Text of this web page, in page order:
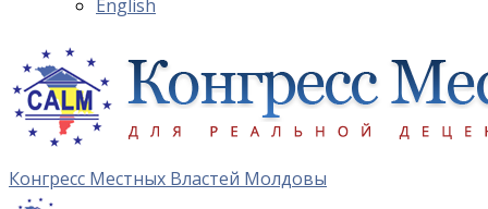
English
Конгресс Местных Властей Молдовы